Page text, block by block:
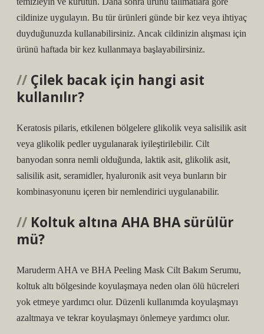
cildinize uygulayın. Bu tür ürünleri günde bir kez veya ihtiyaç
duyduğunuzda kullanabilirsiniz. Ancak cildinizin alışması için
ürünü haftada bir kez kullanmaya başlayabilirsiniz.
Çilek bacak için hangi asit
kullanılır?
Keratosis pilaris, etkilenen bölgelere glikolik veya salisilik asit
veya glikolik pedler uygulanarak iyileştirilebilir. Cilt
banyodan sonra nemli olduğunda, laktik asit, glikolik asit,
salisilik asit, seramidler, hyaluronik asit veya bunların bir
kombinasyonunu içeren bir nemlendirici uygulanabilir.
Koltuk altına AHA BHA sürülür
mü?
Maruderm AHA ve BHA Peeling Mask Cilt Bakım Serumu,
koltuk altı bölgesinde koyulaşmaya neden olan ölü hücreleri
yok etmeye yardımcı olur. Düzenli kullanımda koyulaşmayı
azaltmaya ve tekrar koyulaşmayı önlemeye yardımcı olur.